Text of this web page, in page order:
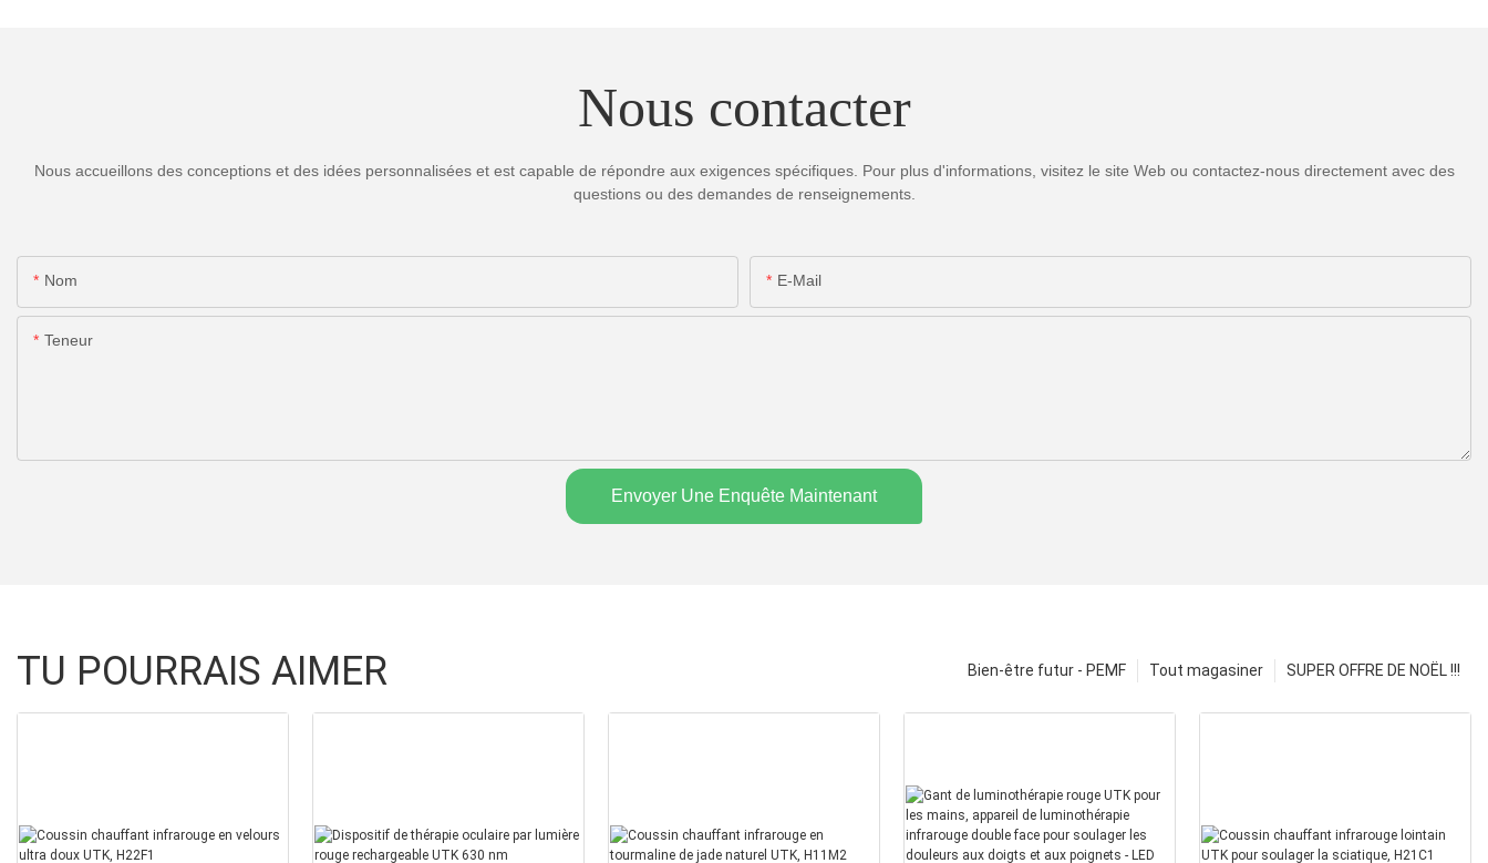
Nous contacter
Nous accueillons des conceptions et des idées personnalisées et est capable de répondre aux exigences spécifiques. Pour plus d'informations, visitez le site Web ou contactez-nous directement avec des
questions ou des demandes de renseignements.
Nom E-Mail
Teneur
Envoyer Une Enquête Maintenant
TU POURRAIS AIMER SUPER OFFRE DE NOËL !!!
Tout magasiner
Bien-être futur - PEMF